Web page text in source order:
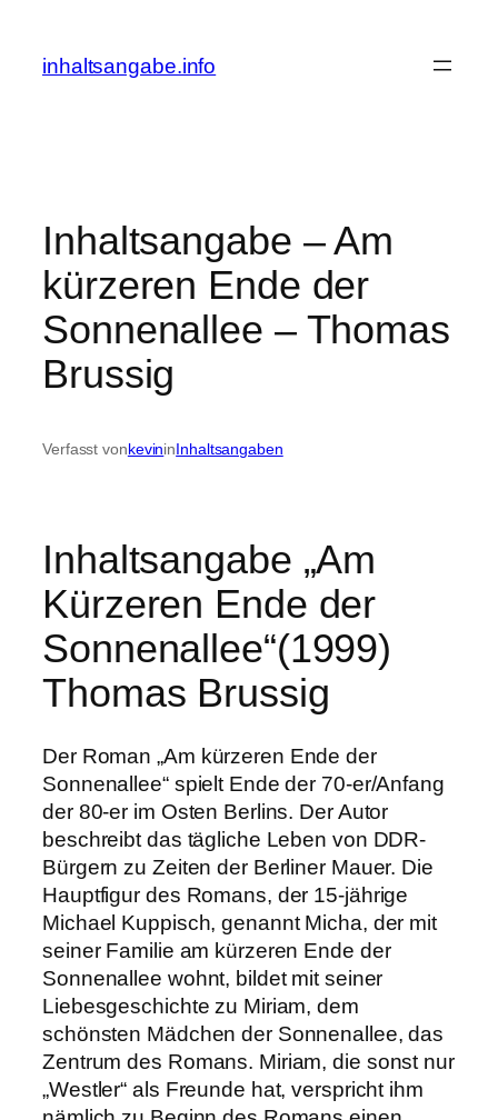
springen
inhaltsangabe.info
Inhaltsangabe – Am
kürzeren Ende der
Sonnenallee – Thomas
Brussig
Verfasst vonkevininInhaltsangaben
Inhaltsangabe „Am
Kürzeren Ende der
Sonnenallee“(1999)
Thomas Brussig
Der Roman „Am kürzeren Ende der
Sonnenallee“ spielt Ende der 70-er/Anfang
der 80-er im Osten Berlins. Der Autor
beschreibt das tägliche Leben von DDR-
Bürgern zu Zeiten der Berliner Mauer. Die
Hauptfigur des Romans, der 15-jährige
Michael Kuppisch, genannt Micha, der mit
seiner Familie am kürzeren Ende der
Sonnenallee wohnt, bildet mit seiner
Liebesgeschichte zu Miriam, dem
schönsten Mädchen der Sonnenallee, das
Zentrum des Romans. Miriam, die sonst nur
„Westler“ als Freunde hat, verspricht ihm